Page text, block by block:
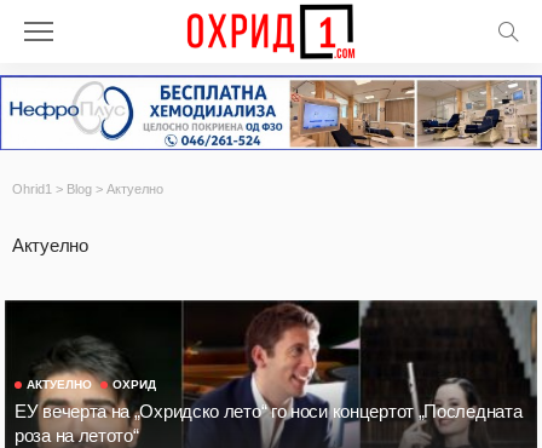
Ohrid1 > Blog > Актуелно
Актуелно
АКТУЕЛНО ОХРИД
ЕУ вечерта на „Охридско лето“ го носи концертот „Последната
роза на летото“